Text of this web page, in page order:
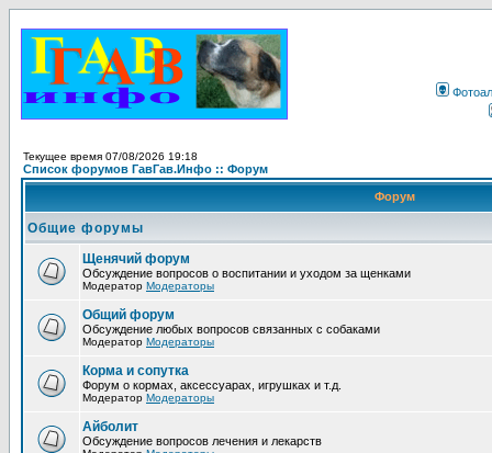
Текущее время 07/08/2026 19:18
Список форумов ГавГав.Инфо :: Форум
Форум
Общие форумы
Щенячий форум
Обсуждение вопросов о воспитании и уходом за щенками
Модератор Модераторы
Общий форум
Обсуждение любых вопросов связанных с собаками
Модератор Модераторы
Корма и сопутка
Форум о кормах, аксессуарах, игрушках и т.д.
Модератор Модераторы
Айболит
Обсуждение вопросов лечения и лекарств